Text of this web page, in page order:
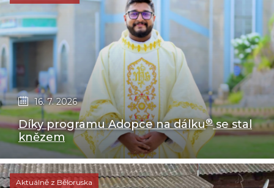
16. 7. 2026
Díky programu Adopce na dálku®se stal
knězem
Aktuálně z Běloruska